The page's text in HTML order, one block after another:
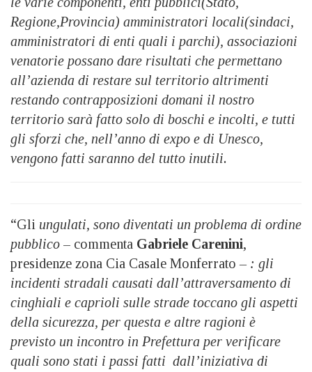
Regione,Provincia) amministratori locali(sindaci,
amministratori di enti quali i parchi), associazioni
venatorie possano dare risultati che permettano
all’azienda di restare sul territorio altrimenti
restando contrapposizioni domani il nostro
territorio sarà fatto solo di boschi e incolti, e tutti
gli sforzi che, nell’anno di expo e di Unesco,
vengono fatti saranno del tutto inutili.
“Gli ungulati, sono diventati un problema di ordine
pubblico – commenta Gabriele Carenini,
presidenze zona Cia Casale Monferrato– : gli
incidenti stradali causati dall’attraversamento di
cinghiali e caprioli sulle strade toccano gli aspetti
della sicurezza, per questa e altre ragioni è
previsto un incontro in Prefettura per verificare
quali sono stati i passi fatti dall’iniziativa di